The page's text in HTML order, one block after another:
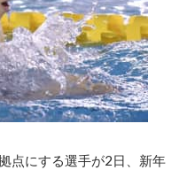
点にする選手が2日、新年